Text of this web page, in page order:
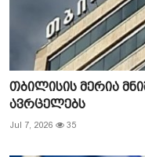
თბილისის მერია
ავრცელებს
Jul 7, 2026 35